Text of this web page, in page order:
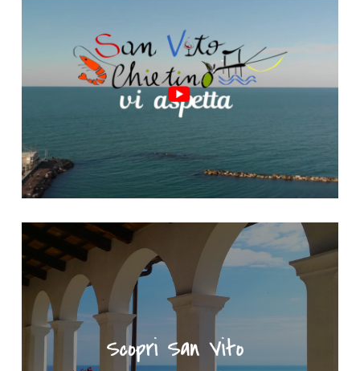
"Scopri San Vito" - Portale turistico del Comune di San Vito